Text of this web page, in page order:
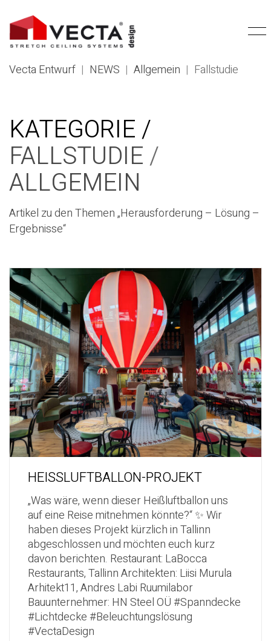
Vecta Entwurf | NEWS | Allgemein | Fallstudie
KATEGORIE /
FALLSTUDIE/
ALLGEMEIN
Artikel zu den Themen „Herausforderung – Lösung –
Ergebnisse“
HEISSLUFTBALLON-PROJEKT
„Was wäre, wenn dieser Heißluftballon uns
auf eine Reise mitnehmen könnte?“ ✨ Wir
haben dieses Projekt kürzlich in Tallinn
abgeschlossen und möchten euch kurz
davon berichten. Restaurant: LaBocca
Restaurants, Tallinn Architekten: Liisi Murula
Arhitekt11, Andres Labi Ruumilabor
Bauunternehmer: HN Steel OÜ #Spanndecke
#Lichtdecke #Beleuchtungslösung
#VectaDesign